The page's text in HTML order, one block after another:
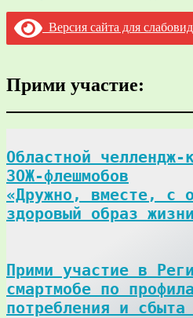
Версия сайта для
Прими участие:
Областной челлендж-
ЗОЖ-флешмобов
«Дружно, вместе, с
здоровый образ
Прими участие в
смартмобе по
потребления и сбыта